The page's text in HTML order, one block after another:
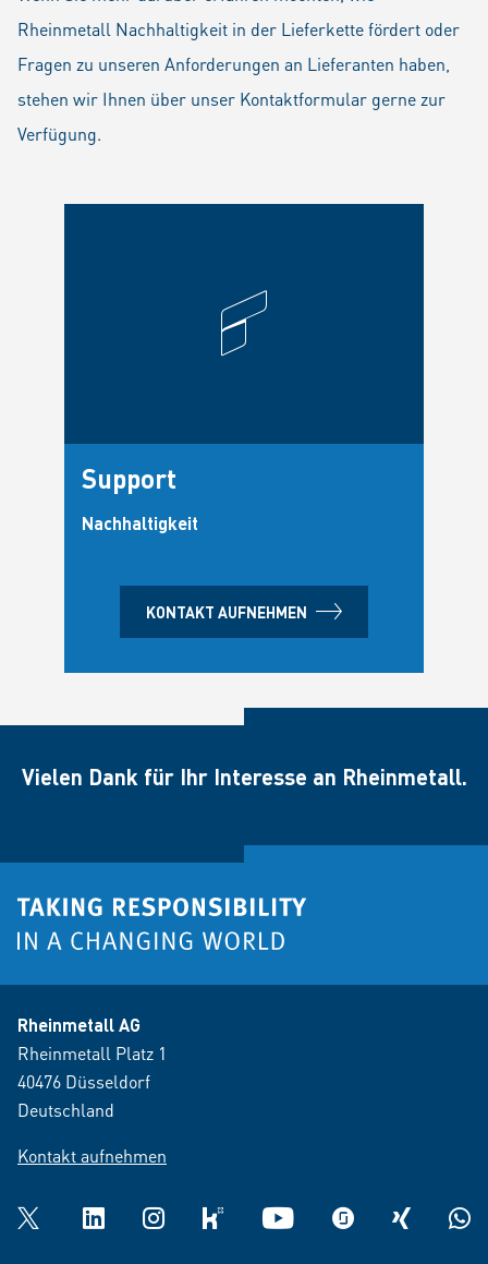
Rheinmetall Nachhaltigkeit in der Lieferkette fördert oder
Fragen zu unseren Anforderungen an Lieferanten haben,
stehen wir Ihnen über unser Kontaktformular gerne zur
Verfügung.
Support
Nachhaltigkeit
KONTAKT AUFNEHMEN
Vielen Dank für Ihr Interesse an Rheinmetall.
Rheinmetall AG
Rheinmetall Platz 1
40476 Düsseldorf
Deutschland
Kontakt aufnehmen
Twitter LinkedInInstagramkununu YouTube glassdoorXING